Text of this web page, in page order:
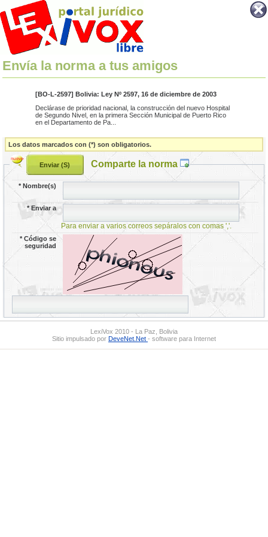
Envía la norma a tus amigos
[BO-L-2597] Bolivia: Ley Nº 2597, 16 de diciembre de 2003
Declárase de prioridad nacional, la construcción del nuevo Hospital
de Segundo Nivel, en la primera Sección Municipal de Puerto Rico
en el Departamento de Pa...
Los datos marcados con (*) son obligatorios.
Comparte la norma
*Nombre(s)
*Enviar a
Para enviar a varios correos sepáralos con comas ','.
*Código se
seguridad
LexiVox 2010 - La Paz, Bolivia
Sitio impulsado por DeveNet.Net - software para Internet